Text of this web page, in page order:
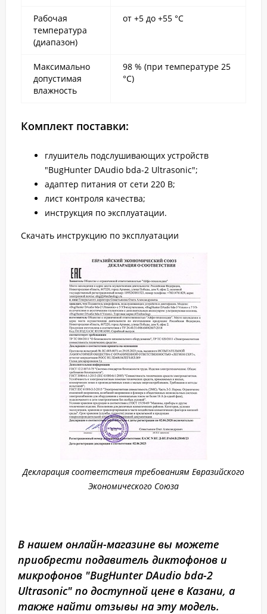
Рабочая
температура
(диапазон)
от +5 до +55 °С
Максимально
допустимая
влажность
98 % (при температуре 25
°С)
Комплект поставки:
глушитель подслушивающих устройств
"BugHunter DAudio bda-2 Ultrasonic";
адаптер питания от сети 220 В;
лист контроля качества;
инструкция по эксплуатации.
Скачать инструкцию по эксплуатации
Декларация соответствия требованиям Евразийского
Экономического Союза
В нашем онлайн-магазине вы можете
приобрести подавитель диктофонов и
микрофонов "BugHunter DAudio bda-2
Ultrasonic" по доступной цене в Казани, а
также найти отзывы на эту модель.